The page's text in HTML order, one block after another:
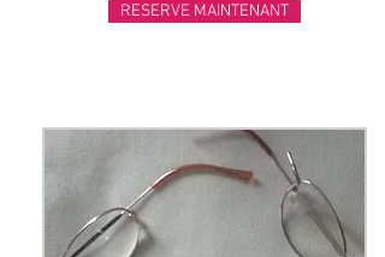
RESERVE MAINTENANT